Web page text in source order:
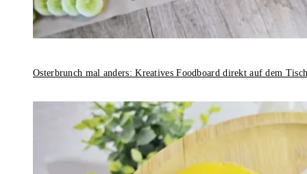
Osterbrunch mal anders: Kreatives Foodboard direkt auf dem